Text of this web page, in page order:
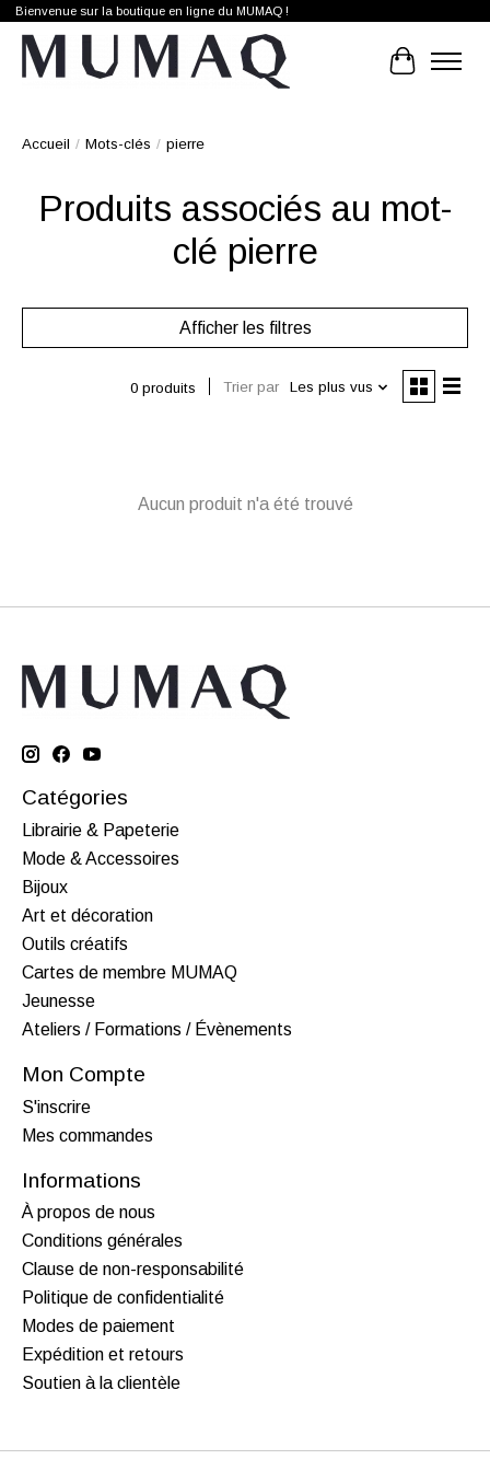
Bienvenue sur la boutique en ligne du MUMAQ !
Panier
Accueil / Mots-clés / pierre
Produits associés au mot-
clé pierre
Afficher les filtres
0 produits Trier par Les plus vus
Aucun produit n'a été trouvé
Catégories
Librairie & Papeterie
Mode & Accessoires
Bijoux
Art et décoration
Outils créatifs
Cartes de membre MUMAQ
Jeunesse
Ateliers / Formations / Évènements
Mon Compte
S'inscrire
Mes commandes
Informations
À propos de nous
Conditions générales
Clause de non-responsabilité
Politique de confidentialité
Modes de paiement
Expédition et retours
Soutien à la clientèle